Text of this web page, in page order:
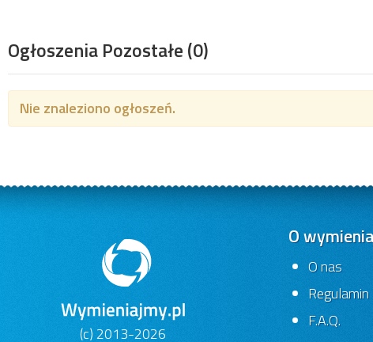
Ogłoszenia Pozostałe(0)
Nie znaleziono ogłoszeń.
(c) 2013-2026
O
O nas
Regulamin
F.A.Q.